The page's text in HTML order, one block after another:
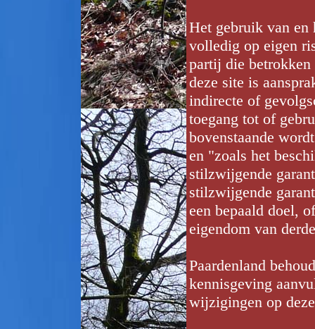
Het gebruik van en
volledig op eigen
partij die
deze site is
indirecte of
toegang tot of
bovenstaande
en "zoals het
stilzwijgende
stilzwijgende
een bepaald doel,
eigendom van
Paardenland
kennisgeving
wijzigingen op